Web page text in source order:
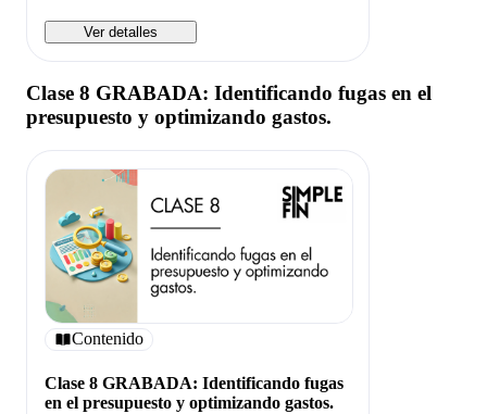
Ver detalles
Clase 8 GRABADA: Identificando fugas en el
presupuesto y optimizando gastos.
Contenido
Clase 8 GRABADA: Identificando fugas
en el presupuesto y optimizando gastos.